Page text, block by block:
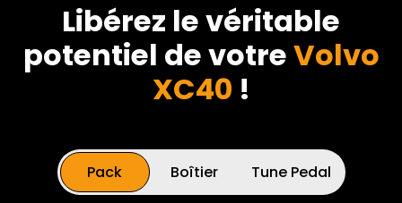
Libérez le véritable
potentiel de votreVolvo
XC40 !
Pack Boîtier Tune Pedal